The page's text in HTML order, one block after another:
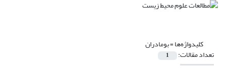
کلیدواژه‌ها =بومادران
تعداد مقالات: 1